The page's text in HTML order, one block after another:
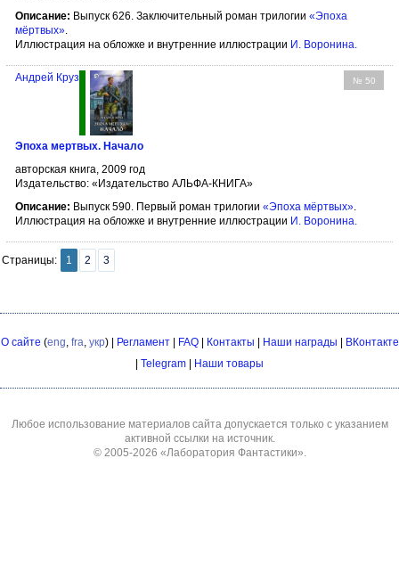
Описание: Выпуск 626. Заключительный роман трилогии «Эпоха
мёртвых»
Иллюстрация на обложке и внутренние иллюстрации И. Воронина
№ 50
Андрей Круз
Эпоха мертвых. Начало
авторская книга, 2009 год
Издательство: «Издательство АЛЬФА-КНИГА»
Описание: Выпуск 590. Первый роман трилогии «Эпоха мёртвых».
Иллюстрация на обложке и внутренние иллюстрации И. Воронина.
Страницы: 1 2 3
О сайте (eng, fra, укр) | Регламент| FAQ| Контакты Наши награды
ВКонтакте
Telegram Наши товары
Любое использование материалов сайта допускается только с указанием
активной ссылки на источник.
© 2005-2026 «Лаборатория Фантастики».